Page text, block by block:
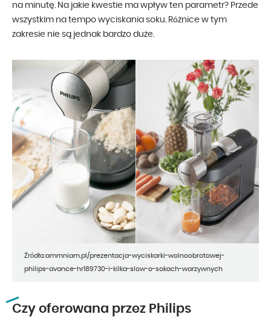
na minutę. Na jakie kwestie ma wpływ ten parametr? Przede
wszystkim na tempo wyciskania soku. Różnice w tym
zakresie nie są jednak bardzo duże.
Źródło:ammniam.pl/prezentacja-wyciskarki-wolnoobrotowej-
philips-avance-hr189730-i-kilka-slow-o-sokach-warzywnych
Czy oferowana przez Philips